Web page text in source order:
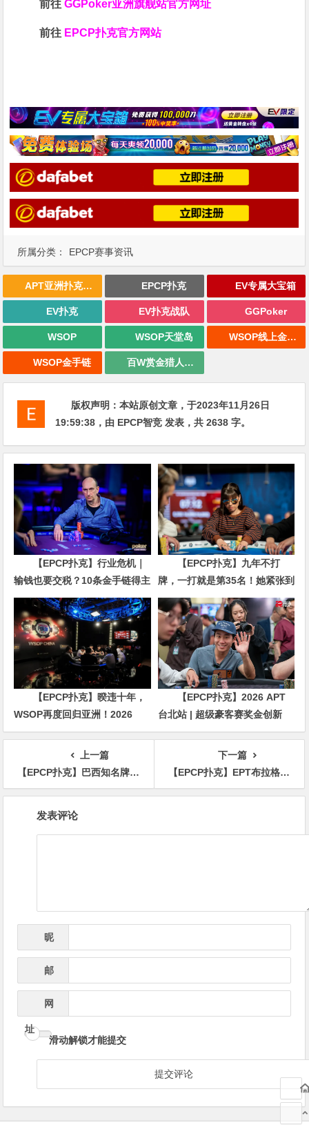
所属分类： EPCP赛事资讯
前往GGPoker亚洲旗舰站官方网址
前往 EPCP扑克官方网站
APT亚洲扑克巡回赛 EPCP扑克 EV专属大宝箱
EV扑克 EV扑克战队 GGPoker
WSOP WSOP天堂岛 WSOP线上金手链
WSOP金手链 百W赏金猎人大奖赛
版权声明：本站原创文章，于2023年11月26日
19:59:38 ，由 EPCP智竞 发表，共 2638 字。
【EPCP扑克】行业危机｜
输钱也要交税？10条金手链得主
直言“扛不住”，主动砍掉四分之
三比赛
【EPCP扑克】九年不打
牌，一打就是第35名！她紧张到
脚悬空，但全世界以为她很淡定
【EPCP扑克】暌违十年，
WSOP再度回归亚洲！2026
APL济州站6月19-28日盛大登
【EPCP扑克】2026 APT
台北站 | 超级豪客赛奖金创新
高，美国选手Ethan
“Rampage” Yau领跑全场！
上一篇
【EPCP扑克】巴西知名牌手打比赛收到双份起始筹码，他竟然敢带上桌，最终被无限期禁赛
下一篇
【EPCP扑克】EPT布拉格双料冠军得主Ben Heath
发表评论
昵
邮
网
址
滑动解锁才能提交